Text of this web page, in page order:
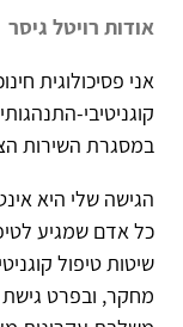
אודות רויטל גיסר
אני פסיכולוגית
במסגרת השירות
הגישה שלי היא
כל אדם שמגיע
שיטות טיפול